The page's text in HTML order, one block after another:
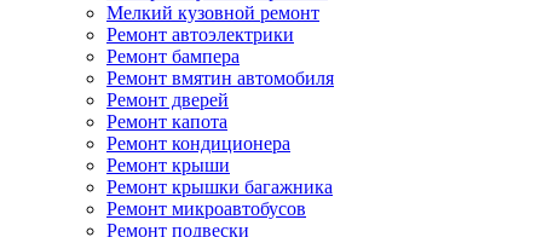
Мелкий кузовной ремонт
Ремонт автоэлектрики
Ремонт бампера
Ремонт вмятин автомобиля
Ремонт дверей
Ремонт капота
Ремонт кондиционера
Ремонт крыши
Ремонт крышки багажника
Ремонт микроавтобусов
Ремонт подвески